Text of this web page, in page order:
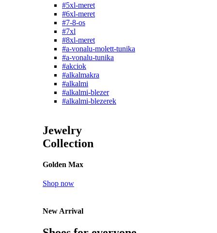
#5xl-meret
#6xl-meret
#7-8-os
#7xl
#8xl-meret
#a-vonalu-molett-tunika
#a-vonalu-tunika
#akciok
#alkalmakra
#alkalmi
#alkalmi-blezer
#alkalmi-blezerek
Jewelry
Collection
Golden Max
Shop now
New Arrival